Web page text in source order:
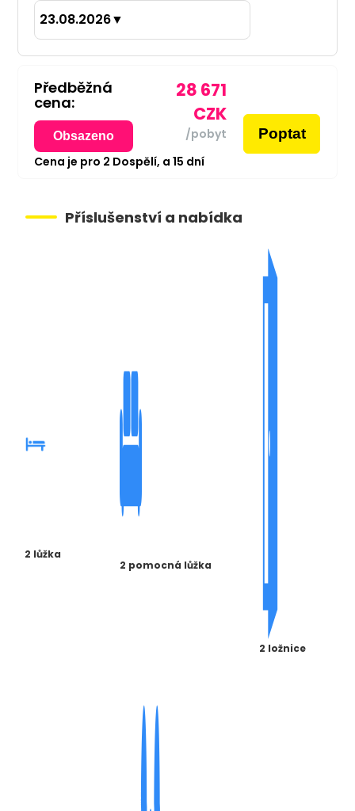
23.08.2026▼
Předběžná
cena:
Obsazeno
28 671
CZK
/pobyt Poptat
Cena je pro 2 Dospělí, a 15 dní
Příslušenství a nabídka
2 lůžka
2 pomocná lůžka
2 ložnice